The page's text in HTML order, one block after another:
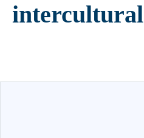
intercultural